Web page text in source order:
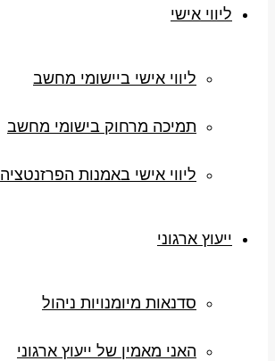
ליווי אישי
ליווי אישי ביישומי מחשב
תמיכה מרחוק בישומי מחשב
ליווי אישי באמנות הפרזנטציה
ייעוץ ארגוני
סדנאות מיומנויות ניהול
האני מאמין של ייעוץ ארגוני